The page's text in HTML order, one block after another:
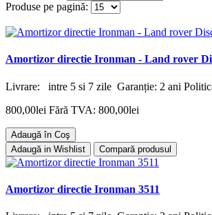
Produse pe pagină:
Amortizor directie Ironman - Land rover
Livrare: intre 5 si 7 zile Garanție: 2 ani
800,00lei Fără TVA: 800,00lei
Adaugă în Coş
Adaugă in Wishlist
Compară produsul
Amortizor directie Ironman 3511